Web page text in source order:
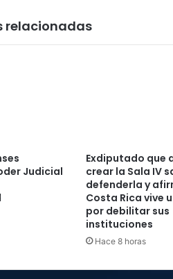
relacionadas
Judicial
Exdiputado que
crear la Sala IV
defenderla y
Costa Rica vive
por debilitar sus
instituciones
Hace 8 horas